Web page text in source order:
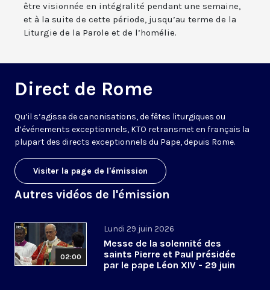
être visionnée en intégralité pendant une semaine,
et à la suite de cette période, jusqu’au terme de la
Liturgie de la Parole et de l’homélie.
Direct de Rome
Qu’il s’agisse de canonisations, de fêtes liturgiques ou
d’événements exceptionnels, KTO retransmet en français la
plupart des directs exceptionnels du Pape, depuis Rome.
Visiter la page de l'émission
Autres vidéos de l'émission
02:00
Lundi 29 juin 2026
Messe de la solennité des
saints Pierre et Paul présidée
par le pape Léon XIV - 29 juin